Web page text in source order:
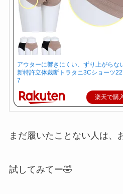
アウターに響きにくい、ずり上がらな
新特許立体裁断トラタニ3Cショーツ
7
楽天で購
まだ履いたことない人は、
試してみてー🤣